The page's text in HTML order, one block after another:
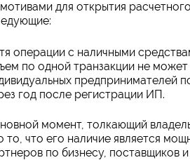
для открытия
операции с наличными
по одной транзакции не
предпринимателей
год после регистрации ИП.
момент, толкающий
то, что его наличие является
по бизнесу, поставщиков